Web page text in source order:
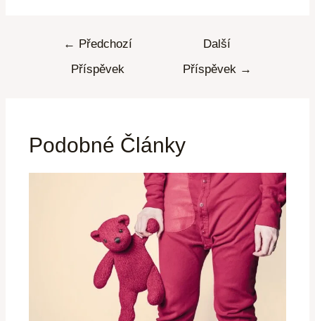
← Předchozí
Příspěvek
Další
Příspěvek →
Podobné Články